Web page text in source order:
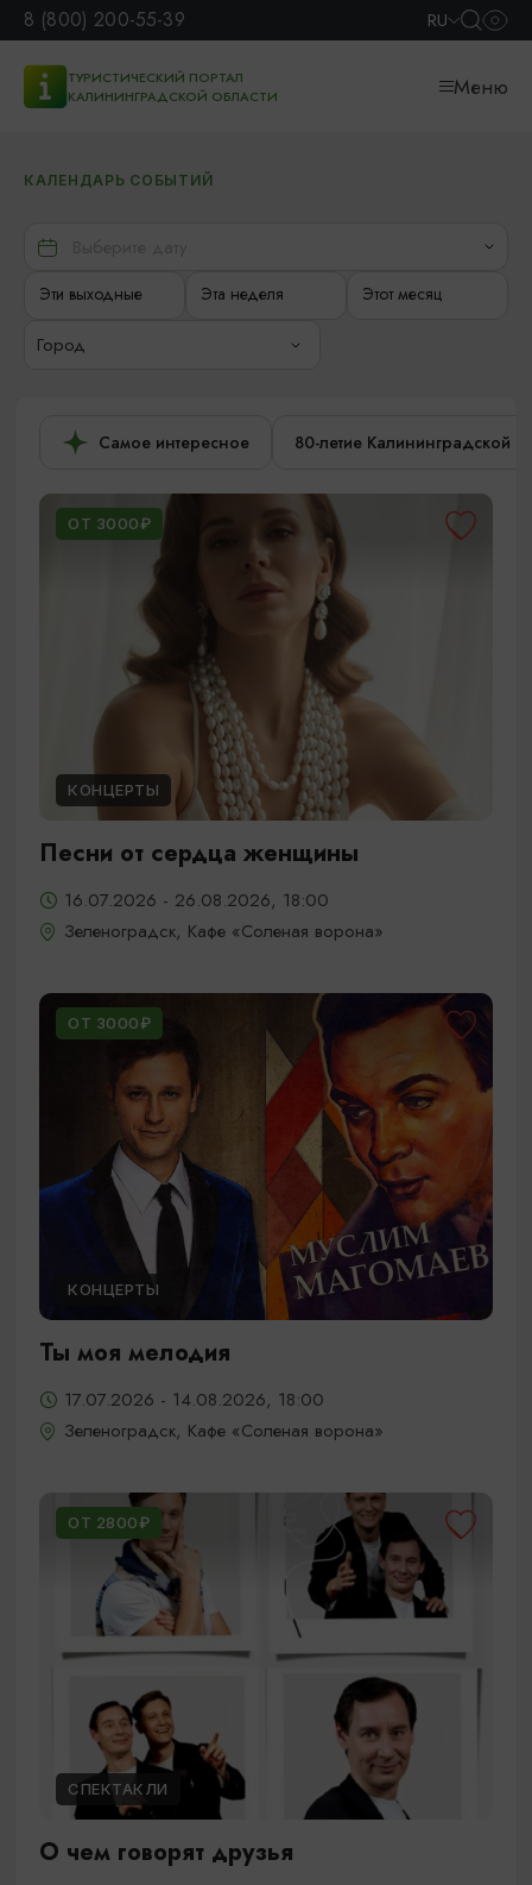
8 (800) 200-55-39 RU
ТУРИСТИЧЕСКИЙ ПОРТАЛ
КАЛИНИНГРАДСКОЙ ОБЛАСТИ
Меню
КАЛЕНДАРЬ СОБЫТИЙ
Эти выходные Эта неделя Этот месяц
Город
Самое интересное 80-летие Калининградской
ОТ 3000₽
КОНЦЕРТЫ
Песни от сердца женщины
16.07.2026 - 26.08.2026, 18:00
Зеленоградск, Кафе «Соленая ворона»
ОТ 3000₽
КОНЦЕРТЫ
Ты моя мелодия
17.07.2026 - 14.08.2026, 18:00
Зеленоградск, Кафе «Соленая ворона»
ОТ 2800₽
СПЕКТАКЛИ
О чем говорят друзья